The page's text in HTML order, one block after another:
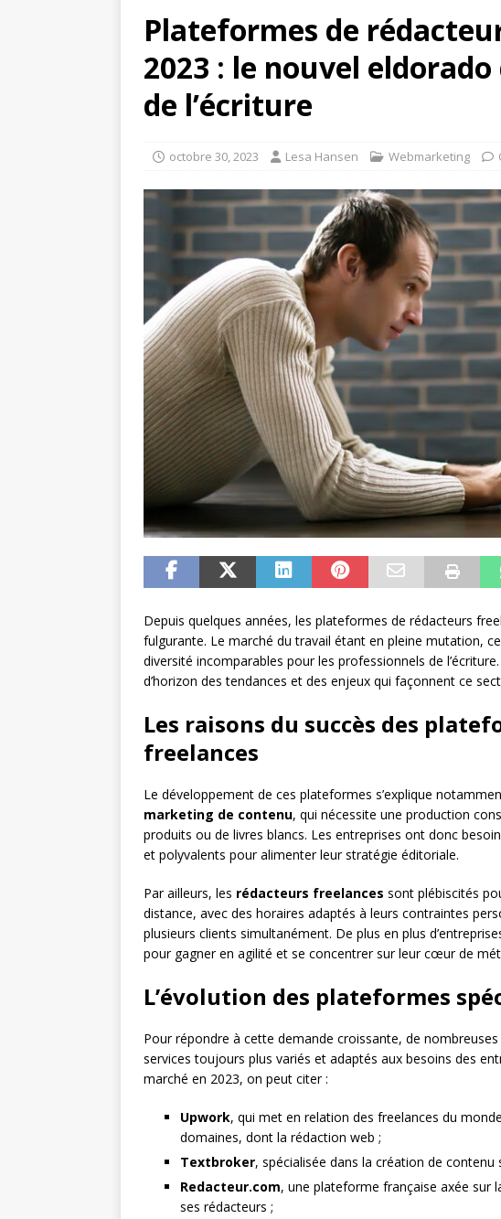
Plateformes de
2023 : le nouvel
de l’écriture
octobre 30, 2023 Lesa Hansen Webmarketing
Depuis quelques années, les plateformes de rédacteurs
fulgurante. Le marché du travail étant en pleine mutation,
diversité incomparables pour les professionnels de
d’horizon des tendances et des enjeux qui façonnent ce
Les raisons du succès des
freelances
Le développement de ces plateformes s’explique
marketing de contenu, qui nécessite une production
produits ou de livres blancs. Les entreprises ont donc
et polyvalents pour alimenter leur stratégie éditoriale.
Par ailleurs, les rédacteurs freelances sont plébiscités
distance, avec des horaires adaptés à leurs contraintes
plusieurs clients simultanément. De plus en plus
pour gagner en agilité et se concentrer sur leur cœur de
L’évolution des plateformes
Pour répondre à cette demande croissante, de
services toujours plus variés et adaptés aux besoins des
marché en 2023, on peut citer :
Upwork, qui met en relation des freelances du
domaines, dont la rédaction web ;
Textbroker, spécialisée dans la création de
Redacteur.com, une plateforme française axée sur
ses rédacteurs ;